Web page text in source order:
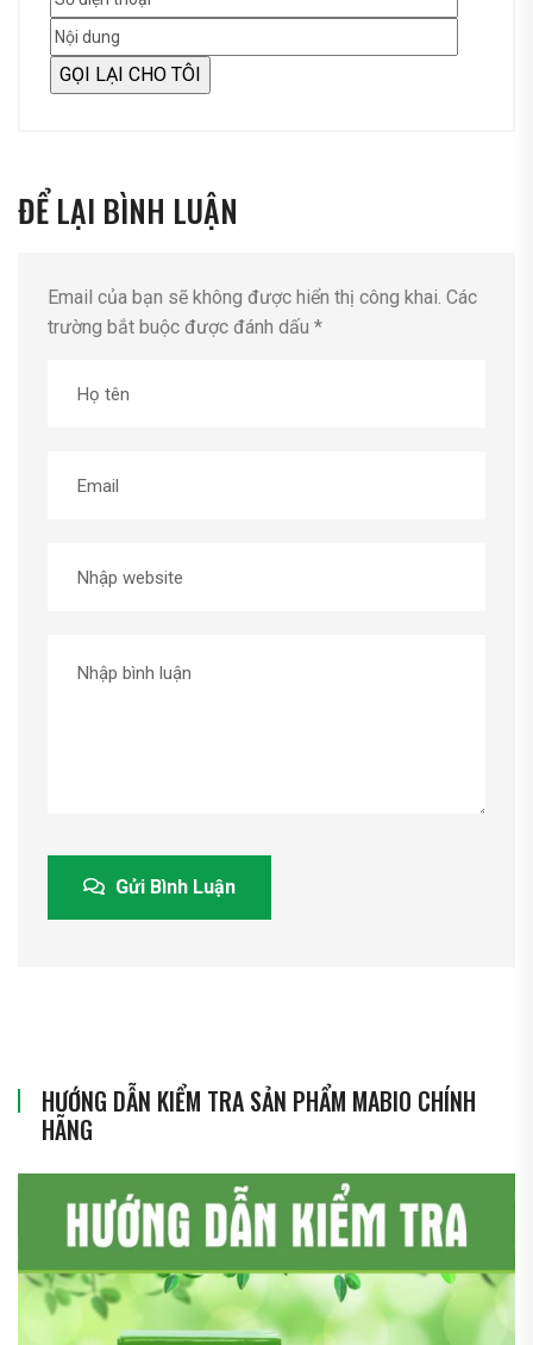
ĐỂ LẠI BÌNH LUẬN
Email của bạn sẽ không được hiển thị công khai. Các
trường bắt buộc được đánh dấu *
Gửi Bình Luận
HƯỚNG DẪN KIỂM TRA SẢN PHẨM MABIO CHÍNH
HÃNG